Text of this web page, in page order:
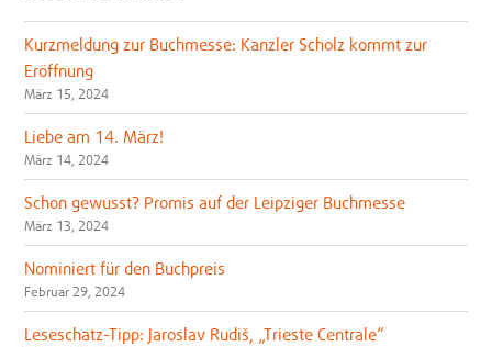
Kurzmeldung zur Buchmesse: Kanzler Scholz kommt zur
Eröffnung
März 15, 2024
Liebe am 14. März!
März 14, 2024
Schon gewusst? Promis auf der Leipziger Buchmesse
März 13, 2024
Nominiert für den Buchpreis
Februar 29, 2024
Leseschatz-Tipp: Jaroslav Rudiš, „Trieste Centrale“